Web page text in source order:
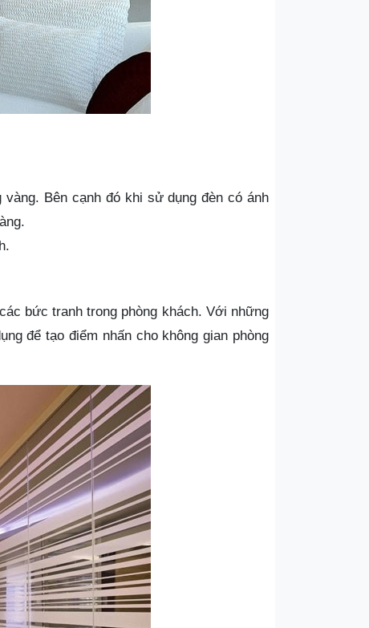
Bên cạnh đó khi sử dụng đèn có ánh
bức tranh trong phòng khách. Với những
để tạo điểm nhấn cho không gian phòng